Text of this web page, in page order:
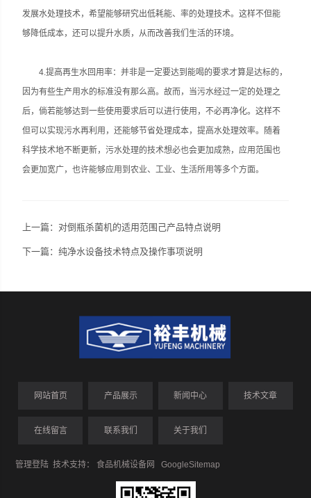
发展水处理技术，希望能够研究出低耗能、率的处理技术。这样不但能
够降低成本，还可以提升水质，从而改善我们生活的环境。
4.提高再生水回用率：并非是一定要达到能喝的要求才算是达标的，
因为有些生产用水的标准没有那么高。故而，当污水经过一定的处理之
后，倘若能够达到一些使用要求后可以进行使用，不必再净化。这样不
但可以实现污水再利用，还能够节省处理成本，提高水处理效率。随着
科学技术地不断更新，污水处理的技术想必也会更加成熟，应用范围也
会更加宽广，也许能够应用到农业、工业、生活所用等多个方面。
上一篇： 对倒瓶杀菌机的适用范围己产品特点说明
下一篇：纯净水设备技术特点及操作事项说明
网站首页 产品展示 新闻中心 技术文章
在线留言 联系我们 关于我们
管理登陆 技术支持：食品机械设备网 GoogleSitemap